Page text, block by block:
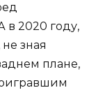
2020 году,
зная
плане,